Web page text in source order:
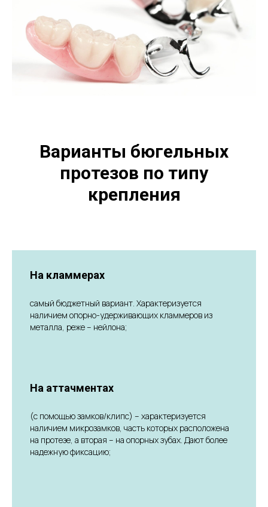
Варианты бюгельных
протезов по типу
крепления
На кламмерах
самый бюджетный вариант. Характеризуется
наличием опорно-удерживающих кламмеров из
металла, реже – нейлона;
На аттачментах
(с помощью замков/клипс) – характеризуется
наличием микрозамков, часть которых расположена
на протезе, а вторая – на опорных зубах. Дают более
надежную фиксацию;